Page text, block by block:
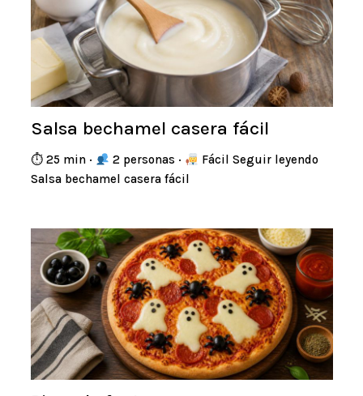
Salsa bechamel casera fácil
⏱ 25 min · 2 personas ·
Fácil Seguir leyendo
Salsa bechamel casera fácil